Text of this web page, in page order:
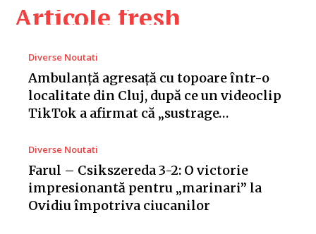
Articole fresh
Diverse Noutati
Ambulanță agresață cu topoare într-o
localitate din Cluj, după ce un videoclip
TikTok a afirmat că „sustrage…
Diverse Noutati
Farul – Csikszereda 3-2: O victorie
impresionantă pentru „marinari” la
Ovidiu împotriva ciucanilor